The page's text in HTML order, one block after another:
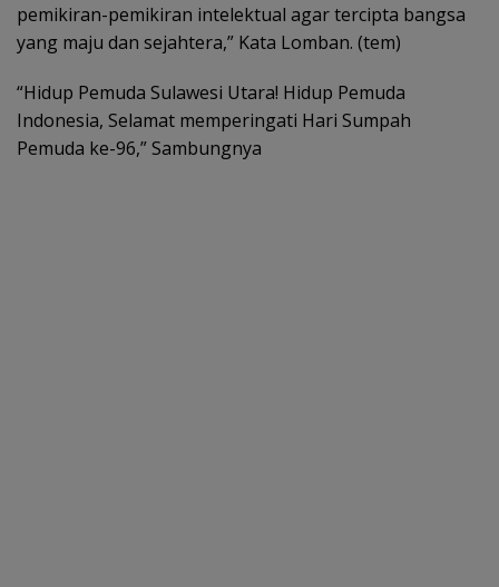
pemikiran-pemikiran intelektual agar tercipta bangsa
yang maju dan sejahtera,” Kata Lomban. (tem)
“Hidup Pemuda Sulawesi Utara! Hidup Pemuda
Indonesia, Selamat memperingati Hari Sumpah
Pemuda ke-96,” Sambungnya